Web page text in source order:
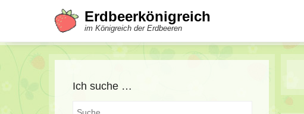
Erdbeerkönigreich
im Königreich der Erdbeeren
Ich suche …
Suche